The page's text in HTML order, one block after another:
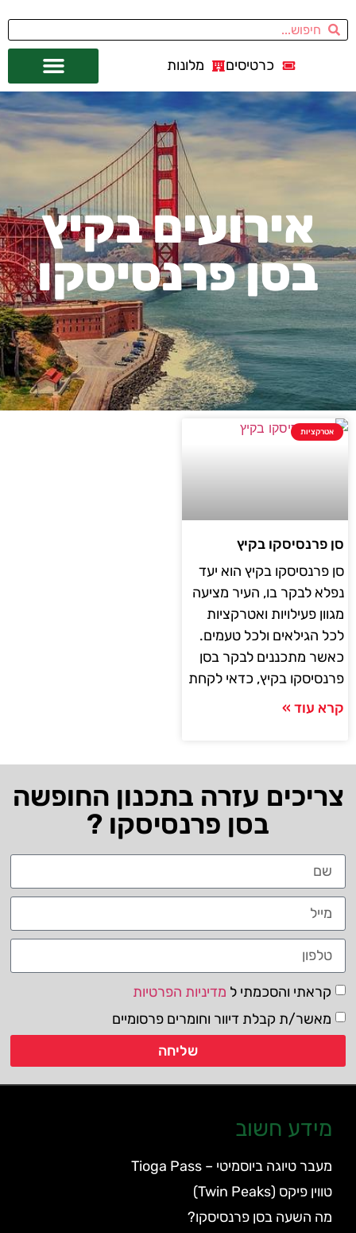
כרטיסים מלונות
אירועים בקיץ
בסן פרנסיסקו
אטרקציות
סן פרנסיסקו בקיץ
סן פרנסיסקו בקיץ הוא יעד
נפלא לבקר בו, העיר מציעה
מגוון פעילויות ואטרקציות
לכל הגילאים ולכל טעמים.
כאשר מתכננים לבקר בסן
פרנסיסקו בקיץ, כדאי לקחת
קרא עוד »
צריכים עזרה בתכנון החופשה
בסן פרנסיסקו ?
קראתי והסכמתי ל מדיניות הפרטיות
מאשר/ת קבלת דיוור וחומרים פרסומיים
שליחה
מידע חשוב
מעבר טיוגה ביוסמיטי – Tioga Pass
טווין פיקס (Twin Peaks)
מה השעה בסן פרנסיסקו?